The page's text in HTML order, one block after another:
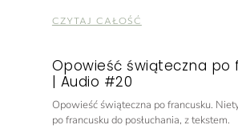
CZYTAJ CAŁOŚĆ
Opowieść świąteczna po
| Audio #20
Opowieść świąteczna po francusku.
po francusku do posłuchania, z tekstem.